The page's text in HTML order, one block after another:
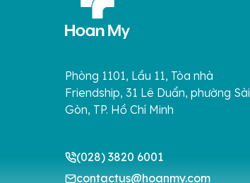
Phòng 1101, Lầu 11, Tòa nhà
Friendship, 31 Lê Duẩn, phường Sài
Gòn, TP. Hồ Chí Minh
(028) 3820 6001
contactus@hoanmy.com